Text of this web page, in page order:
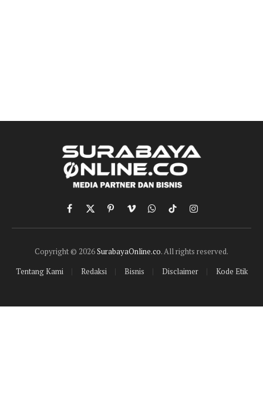
Facebook
X
(Twitter)
PinterestVimeoWhatsApp
TikTokInstagram
Copyright © 2026SurabayaOnline.co. All rights reserved.
Tentang Kami
Redaksi Bisnis Disclaimer Kode Etik